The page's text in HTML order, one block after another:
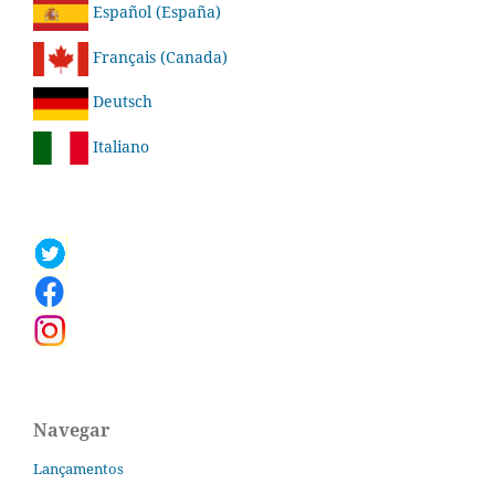
Español (España)
Français (Canada)
Deutsch
Italiano
Navegar
Lançamentos